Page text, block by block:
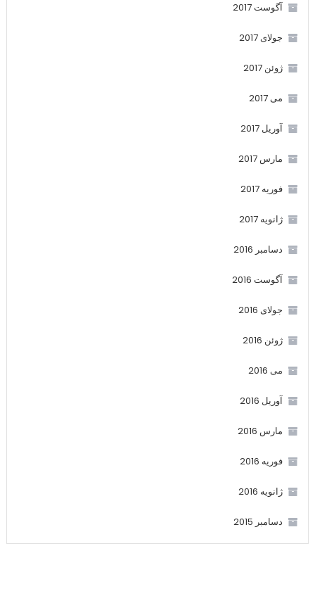
آگوست 2017
جولای 2017
ژوئن 2017
می 2017
آوریل 2017
مارس 2017
فوریه 2017
ژانویه 2017
دسامبر 2016
آگوست 2016
جولای 2016
ژوئن 2016
می 2016
آوریل 2016
مارس 2016
فوریه 2016
ژانویه 2016
دسامبر 2015